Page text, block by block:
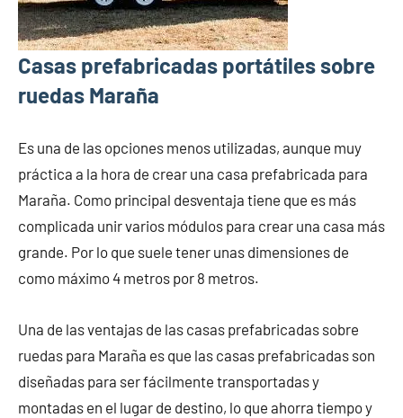
Casas prefabricadas portátiles sobre
ruedas Maraña
Es una de las opciones menos utilizadas, aunque muy
práctica a la hora de crear una casa prefabricada para
Maraña. Como principal desventaja tiene que es más
complicada unir varios módulos para crear una casa más
grande. Por lo que suele tener unas dimensiones de
como máximo 4 metros por 8 metros.
Una de las ventajas de las casas prefabricadas sobre
ruedas para Maraña es que las casas prefabricadas son
diseñadas para ser fácilmente transportadas y
montadas en el lugar de destino, lo que ahorra tiempo y